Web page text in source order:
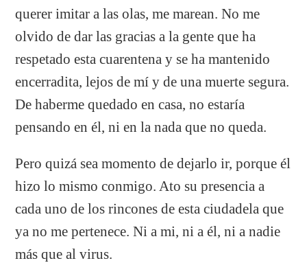
querer imitar a las olas, me marean. No me
olvido de dar las gracias a la gente que ha
respetado esta cuarentena y se ha mantenido
encerradita, lejos de mí y de una muerte segura.
De haberme quedado en casa, no estaría
pensando en él, ni en la nada que no queda.
Pero quizá sea momento de dejarlo ir, porque él
hizo lo mismo conmigo. Ato su presencia a
cada uno de los rincones de esta ciudadela que
ya no me pertenece. Ni a mi, ni a él, ni a nadie
más que al virus.